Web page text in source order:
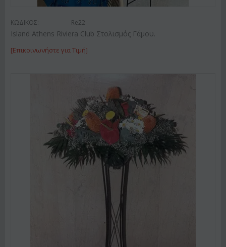
ΚΩΔΙΚΟΣ: Re22
Island Athens Riviera Club Στολισμός Γάμου.
[Επικοινωνήστε για Τιμή]